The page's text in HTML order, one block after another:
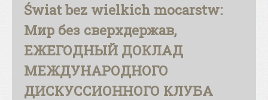
Świat bez wielkich mocarstw:
Мир без сверхдержав,
ЕЖЕГОДНЫЙ ДОКЛАД
МЕЖДУНАРОДНОГО
ДИСКУССИОННОГО КЛУБА